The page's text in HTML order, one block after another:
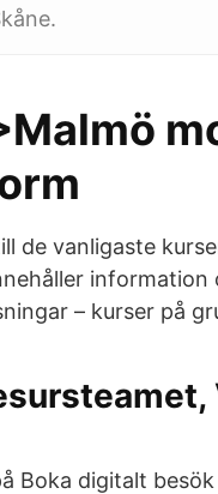
de vanligaste
– kurser på
Boka digitalt besök